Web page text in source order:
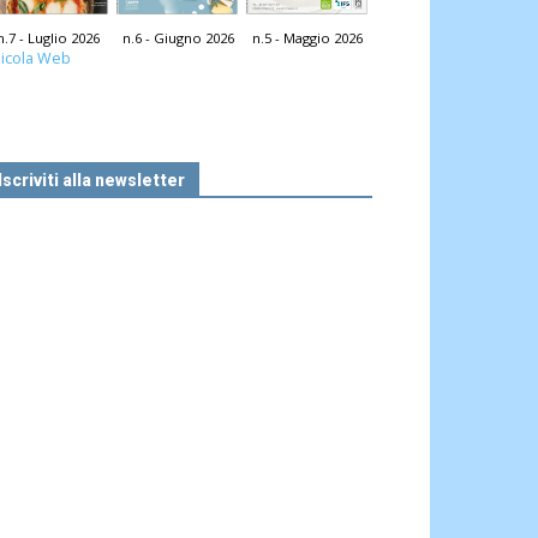
- Luglio 2026 n.6 - Giugno 2026 n.5 - Maggio 2026
Web
alla newsletter